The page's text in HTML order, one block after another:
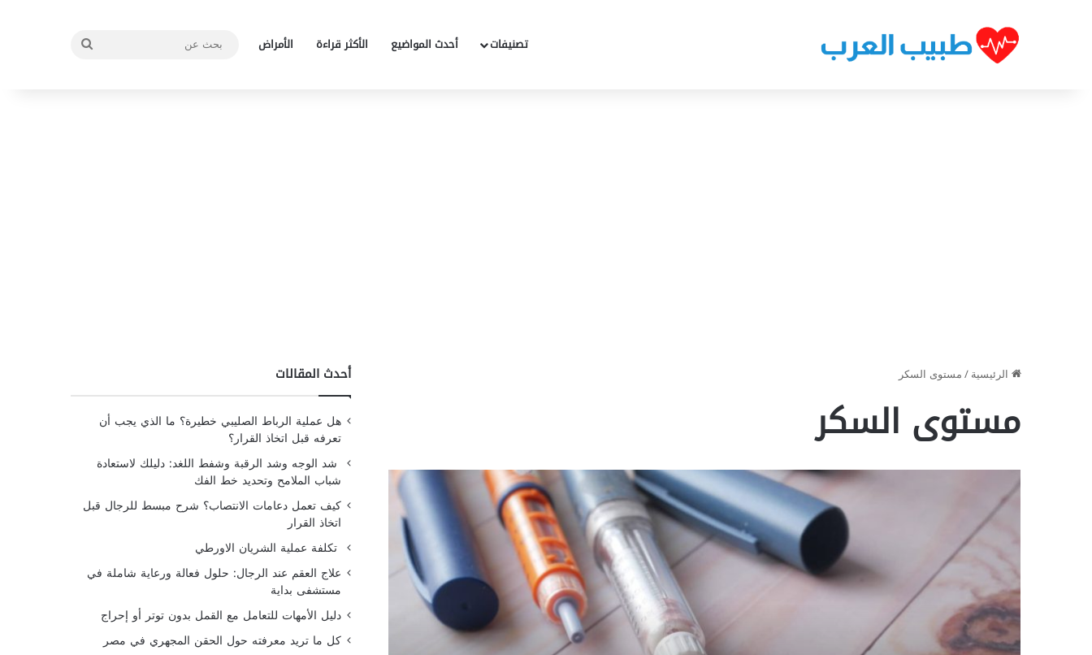
تصنيفات أحدث المواضيع الأكثر قراءة الأمراض
الرئيسية/مستوى السكر
مستوى السكر
أحدث المقالات
هل عملية الرباط الصليبي خطيرة؟ ما الذي يجب أن
تعرفه قبل اتخاذ القرار؟
شد الوجه وشد الرقبة وشفط اللغد: دليلك لاستعادة
شباب الملامح وتحديد خط الفك
كيف تعمل دعامات الانتصاب؟ شرح مبسط للرجال قبل
اتخاذ القرار
تكلفة عملية الشريان الاورطي
علاج العقم عند الرجال: حلول فعالة ورعاية شاملة في
مستشفى بداية
دليل الأمهات للتعامل مع القمل بدون توتر أو إحراج
كل ما تريد معرفته حول الحقن المجهري في مصر